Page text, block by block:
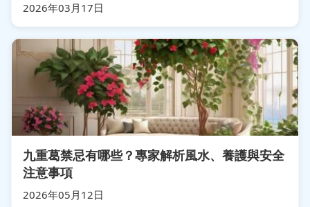
2026年03月17日
九重葛禁忌有哪些？專家解析風水、養護與安全
注意事項
2026年05月12日